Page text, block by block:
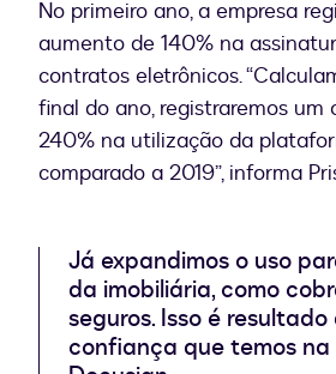
No primeiro ano, a empresa
aumento de 140% na
contratos eletrônicos.
final do ano, registraremos um
240% na utilização da
comparado a 2019”, informa
Já expandimos o uso
da imobiliária, como
seguros. Isso é
confiança que temos